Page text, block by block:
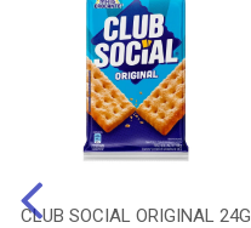
CLUB SOCIAL ORIGINAL 24G